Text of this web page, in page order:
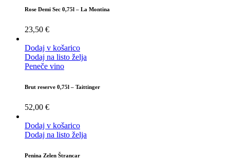
Rose Demi Sec 0,75l – La Montina
23,50 €
Dodaj v košarico
Dodaj na listo želja
Peneče vino
Brut reserve 0,75l – Taittinger
52,00 €
Dodaj v košarico
Dodaj na listo želja
Penina Zelen Štrancar